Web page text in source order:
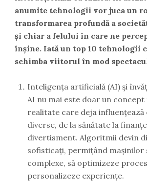
anumite tehnologii vor juca un
transformarea profundă a
și chiar a felului în care ne
înșine. Iată un top 10 tehnologii
schimba viitorul în mod
Inteligența artificială (AI) și
AI nu mai este doar un
realitate care deja influențează
diverse, de la sănătate la
divertisment. Algoritmii devin
sofisticați, permițând mașinilor
complexe, să optimizeze
personalizeze experiențe.